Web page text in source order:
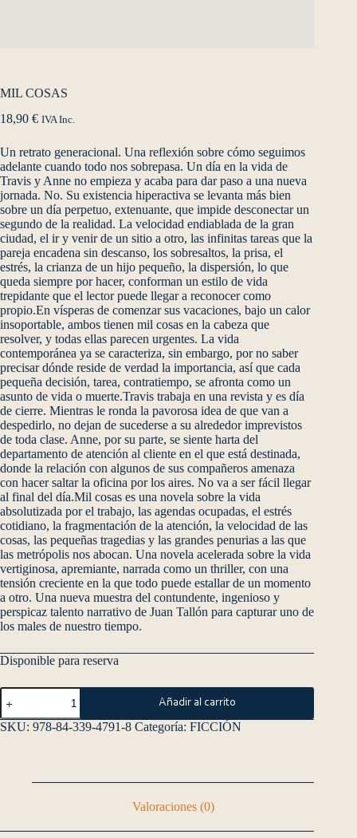
MIL COSAS
18,90 € IVA Inc.
Un retrato generacional. Una reflexión sobre cómo seguimos
adelante cuando todo nos sobrepasa. Un día en la vida de
Travis y Anne no empieza y acaba para dar paso a una nueva
jornada. No. Su existencia hiperactiva se levanta más bien
sobre un día perpetuo, extenuante, que impide desconectar un
segundo de la realidad. La velocidad endiablada de la gran
ciudad, el ir y venir de un sitio a otro, las infinitas tareas que la
pareja encadena sin descanso, los sobresaltos, la prisa, el
estrés, la crianza de un hijo pequeño, la dispersión, lo que
queda siempre por hacer, conforman un estilo de vida
trepidante que el lector puede llegar a reconocer como
propio.En vísperas de comenzar sus vacaciones, bajo un calor
insoportable, ambos tienen mil cosas en la cabeza que
resolver, y todas ellas parecen urgentes. La vida
contemporánea ya se caracteriza, sin embargo, por no saber
precisar dónde reside de verdad la importancia, así que cada
pequeña decisión, tarea, contratiempo, se afronta como un
asunto de vida o muerte.Travis trabaja en una revista y es día
de cierre. Mientras le ronda la pavorosa idea de que van a
despedirlo, no dejan de sucederse a su alrededor imprevistos
de toda clase. Anne, por su parte, se siente harta del
departamento de atención al cliente en el que está destinada,
donde la relación con algunos de sus compañeros amenaza
con hacer saltar la oficina por los aires. No va a ser fácil llegar
al final del día.Mil cosas es una novela sobre la vida
absolutizada por el trabajo, las agendas ocupadas, el estrés
cotidiano, la fragmentación de la atención, la velocidad de las
cosas, las pequeñas tragedias y las grandes penurias a las que
las metrópolis nos abocan. Una novela acelerada sobre la vida
vertiginosa, apremiante, narrada como un thriller, con una
tensión creciente en la que todo puede estallar de un momento
a otro. Una nueva muestra del contundente, ingenioso y
perspicaz talento narrativo de Juan Tallón para capturar uno de
los males de nuestro tiempo.
Disponible para reserva
Añadir al carrito
SKU: 978-84-339-4791-8 Categoría: FICCIÓN
Valoraciones (0)